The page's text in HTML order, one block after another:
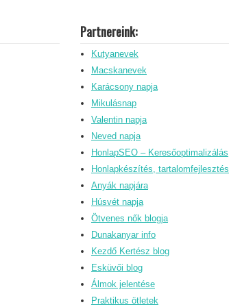
Partnereink:
Kutyanevek
Macskanevek
Karácsony napja
Mikulásnap
Valentin napja
Neved napja
HonlapSEO – Keresőoptimalizálás
Honlapkészítés, tartalomfejlesztés
Anyák napjára
Húsvét napja
Ötvenes nők blogja
Dunakanyar info
Kezdő Kertész blog
Esküvői blog
Álmok jelentése
Praktikus ötletek